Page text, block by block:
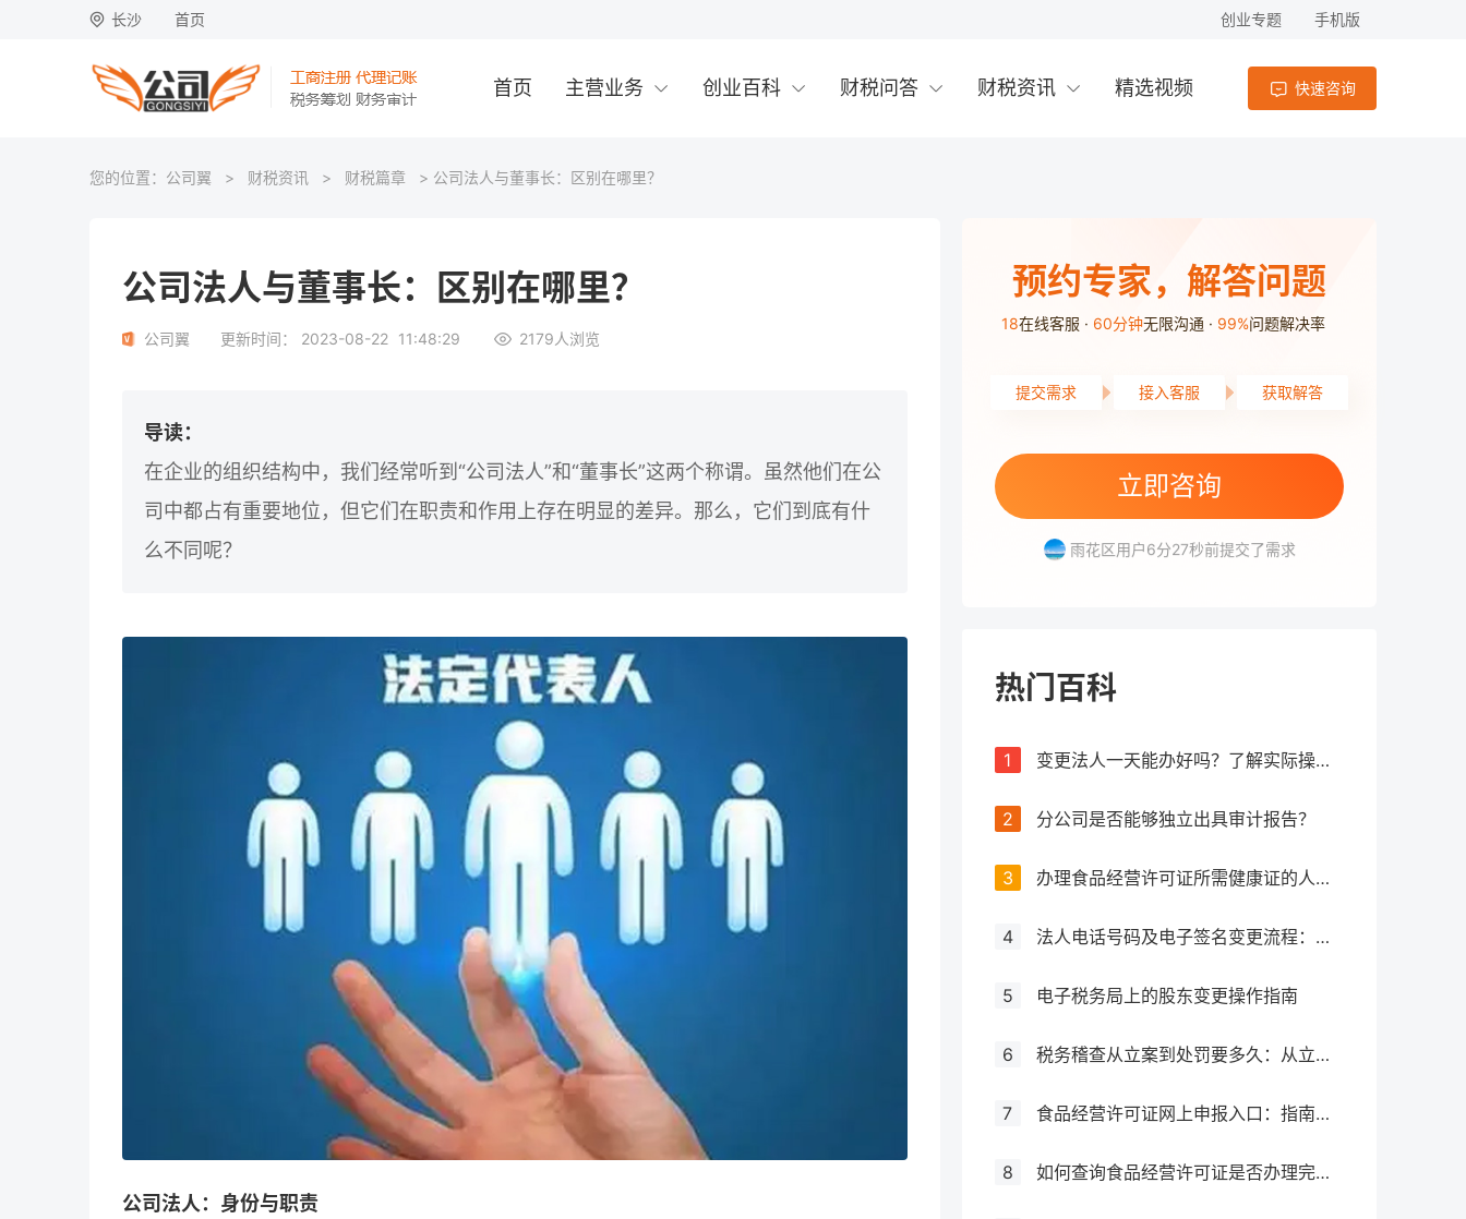
长沙 首页 创业专题 手机版
首页 主营业务 创业百科 财税问答 财税资讯 精选视频 快速咨询
您的位置： 公司翼 > 财税资讯 > 财税篇章 > 公司法人与董事长：区别在哪里？
公司法人与董事长：区别在哪里？
公司翼 更新时间： 2023-08-22 11:48:29 2179 人浏览
导读：
在企业的组织结构中，我们经常听到“公司法人”和“董事长”这两个称谓。虽然他们在公
司中都占有重要地位，但它们在职责和作用上存在明显的差异。那么，它们到底有什
么不同呢？
公司法人：身份与职责
预约专家，解答问题
18在线客服 60分钟无限沟通 99%问题解决率
提交需求 接入客服 获取解答
立即咨询
岳麓区用户9分38秒前提交了需求
高新区用户3分51秒前提交了需求
雨花区用户6分27秒前提交了需求
高新区用户1分55秒前提交了需求
热门百科
1 变更法人一天能办好吗？了解实际操作所需时间
2 分公司是否能够独立出具审计报告？
3 办理食品经营许可证所需健康证的人数要求解析
4 法人电话号码及电子签名变更流程：详细步骤和注意事项解析
5 电子税务局上的股东变更操作指南
6 税务稽查从立案到处罚要多久：从立案到处罚的全过程
7 食品经营许可证网上申报入口：指南与流程
8 如何查询食品经营许可证是否办理完成？